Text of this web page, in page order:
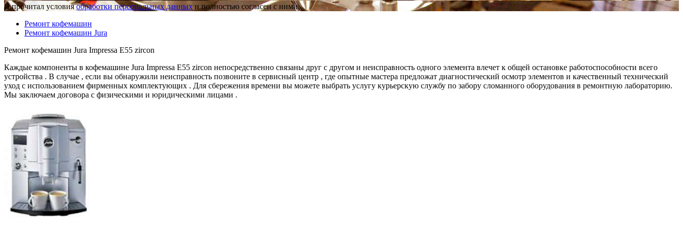
Я прочитал условияобработки персональных данныхи полностью согласен с ними.
Ремонт кофемашин
Ремонт кофемашин Jura
Ремонт кофемашин Jura Impressa E55 zircon
Каждые компоненты в кофемашине Jura Impressa E55 zircon непосредственно связаны друг с другом и неисправность одного элемента влечет к общей остановке работоспособности всего
устройства . В случае , если вы обнаружили неисправность позвоните в сервисный центр , где опытные мастера предложат диагностический осмотр элементов и качественный технический
уход с использованием фирменных комплектующих . Для сбережения времени вы можете выбрать услугу курьерскую службу по забору сломанного оборудования в ремонтную лабораторию.
Мы заключаем договора с физическими и юридическими лицами .